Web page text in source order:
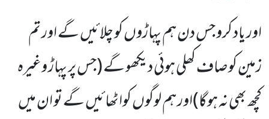
اور یاد کرو جس دن ہم پہاڑوں کو چلائیں گے اور تم
زمین کو صاف کھلی ہوئی دیکھو گے (جس پر پہاڑ وغیرہ
کچھ بھی نہ ہوگا)اور ہم لوگوں کواٹھائیں گے تو ان میں